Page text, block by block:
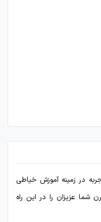
در زمینه آموزش خیاطی
شما عزیزان را در این راه